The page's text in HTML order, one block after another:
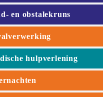
en obstalekruns
hulpverlening